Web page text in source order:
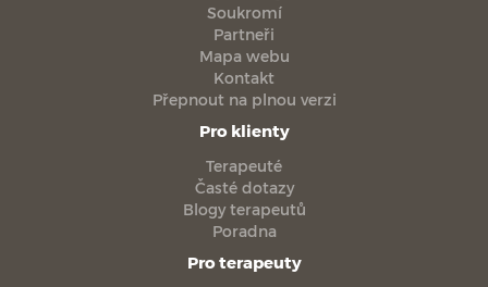
Soukromí
Partneři
Mapa webu
Kontakt
Přepnout na plnou verzi
Pro klienty
Terapeuté
Časté dotazy
Blogy terapeutů
Poradna
Pro terapeuty